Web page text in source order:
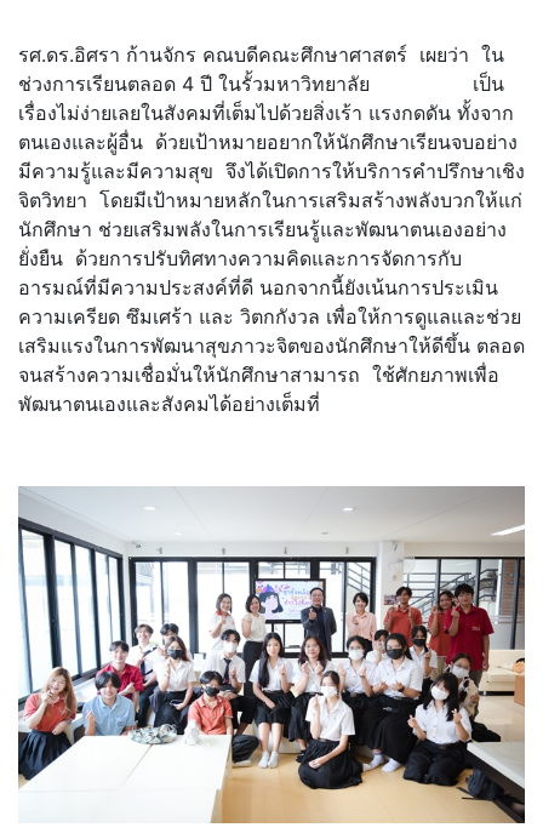
รศ.ดร.อิศรา ก้านจักร คณบดีคณะศึกษาศาสตร์ เผยว่า ใน
ช่วงการเรียนตลอด 4 ปี ในรั้วมหาวิทยาลัย
เป็น
เรื่องไม่ง่ายเลยในสังคมที่เต็มไปด้วยสิ่งเร้า แรงกดดัน ทั้งจาก
ตนเองและผู้อื่น ด้วยเป้าหมายอยากให้นักศึกษาเรียนจบอย่าง
มีความรู้และมีความสุข จึงได้เปิดการให้บริการคำปรึกษาเชิง
จิตวิทยา โดยมีเป้าหมายหลักในการเสริมสร้างพลังบวกให้แก่
นักศึกษา ช่วยเสริมพลังในการเรียนรู้และพัฒนาตนเองอย่าง
ยั่งยืน ด้วยการปรับทิศทางความคิดและการจัดการกับ
อารมณ์ที่มีความประสงค์ที่ดี นอกจากนี้ยังเน้นการประเมิน
ความเครียด ซึมเศร้า และ วิตกกังวล เพื่อให้การดูแลและช่วย
เสริมแรงในการพัฒนาสุขภาวะจิตของนักศึกษาให้ดีขึ้น ตลอด
จนสร้างความเชื่อมั่นให้นักศึกษาสามารถ ใช้ศักยภาพเพื่อ
พัฒนาตนเองและสังคมได้อย่างเต็มที่